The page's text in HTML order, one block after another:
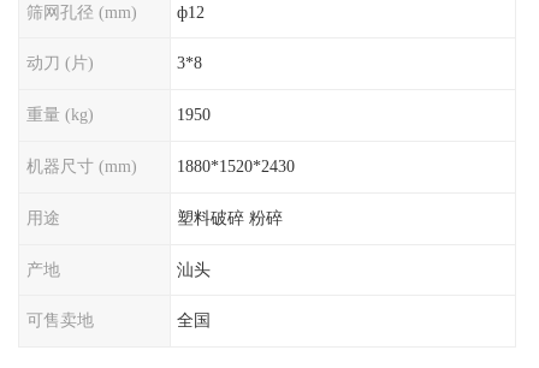
筛网孔径 (mm) ф12
动刀 (片) 3*8
重量 (kg) 1950
机器尺寸 (mm) 1880*1520*2430
用途 塑料破碎 粉碎
产地 汕头
可售卖地 全国